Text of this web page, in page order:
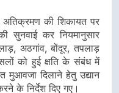
अतिक्रमण की शिकायत पर
सुनवाई कर नियमानुसार
अठगांव, बोंदूर, तपलाड़
को हुई क्षति के संबंध में
मुआवजा दिलाने हेतु उद्यान
के निर्देश दिए गए।